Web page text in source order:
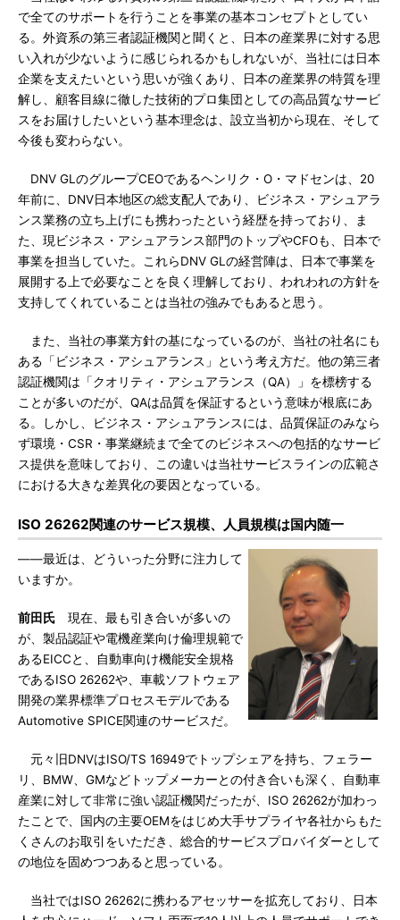
で全てのサポートを行うことを事業の基本コンセプトとしてい
る。外資系の第三者認証機関と聞くと、日本の産業界に対する思
い入れが少ないように感じられるかもしれないが、当社には日本
企業を支えたいという思いが強くあり、日本の産業界の特質を理
解し、顧客目線に徹した技術的プロ集団としての高品質なサービ
スをお届けしたいという基本理念は、設立当初から現在、そして
今後も変わらない。
DNV GLのグループCEOであるヘンリク・O・マドセンは、20
年前に、DNV日本地区の総支配人であり、ビジネス・アシュアラ
ンス業務の立ち上げにも携わったという経歴を持っており、ま
た、現ビジネス・アシュアランス部門のトップやCFOも、日本で
事業を担当していた。これらDNV GLの経営陣は、日本で事業を
展開する上で必要なことを良く理解しており、われわれの方針を
支持してくれていることは当社の強みでもあると思う。
また、当社の事業方針の基になっているのが、当社の社名にも
ある「ビジネス・アシュアランス」という考え方だ。他の第三者
認証機関は「クオリティ・アシュアランス（QA）」を標榜する
ことが多いのだが、QAは品質を保証するという意味が根底にあ
る。しかし、ビジネス・アシュアランスには、品質保証のみなら
ず環境・CSR・事業継続まで全てのビジネスへの包括的なサービ
ス提供を意味しており、この違いは当社サービスラインの広範さ
における大きな差異化の要因となっている。
ISO 26262関連のサービス規模、人員規模は国内随一
――最近は、どういった分野に注力して
いますか。
前田氏 現在、最も引き合いが多いの
が、製品認証や電機産業向け倫理規範で
あるEICCと、自動車向け機能安全規格
であるISO 26262や、車載ソフトウェア
開発の業界標準プロセスモデルである
Automotive SPICE関連のサービスだ。
元々旧DNVはISO/TS 16949でトップシェアを持ち、フェラー
リ、BMW、GMなどトップメーカーとの付き合いも深く、自動車
産業に対して非常に強い認証機関だったが、ISO 26262が加わっ
たことで、国内の主要OEMをはじめ大手サプライヤ各社からもた
くさんのお取引をいただき、総合的サービスプロバイダーとして
の地位を固めつつあると思っている。
当社ではISO 26262に携わるアセッサーを拡充しており、日本